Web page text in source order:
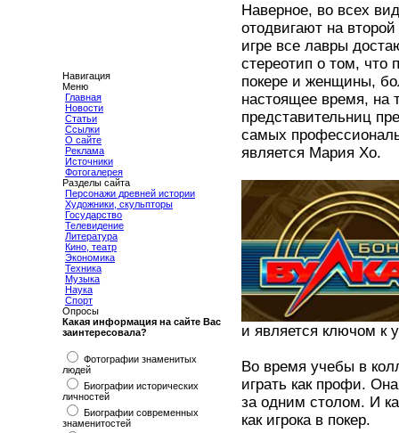
Навигация
Меню
Главная
Новости
Статьи
Ссылки
О сайте
Реклама
Источники
Фотогалерея
Разделы сайта
Персонажи древней истории
Художники, скульпторы
Государство
Телевидение
Литература
Кино, театр
Экономика
Техника
Музыка
Наука
Спорт
Опросы
Какая информация на сайте Вас
заинтересовала?
Фотографии знаменитых
людей
Биографии исторических
личностей
Биографии современных
знаменитостей
Наверное, во всех
отодвигают на
игре все лавры
стереотип о том, что
покере и женщины,
настоящее время, на
представительниц
самых
является Мария Хо.
и является ключом к
Во время учебы в
играть как профи.
за одним столом. И
как игрока в покер.